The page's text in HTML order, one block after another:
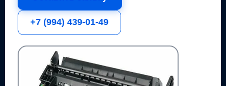
+7 (994) 439-01-49